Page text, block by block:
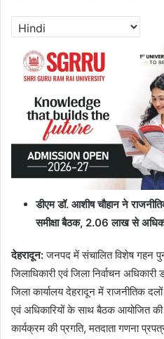
डीएम डॉ. आशीष चौहान ने
समीक्षा बैठक, 2.06 लाख से
देहरादून:जनपद में संचालित विशेष गहन
जिलाधिकारी एवं जिला निर्वाचन
जिला कार्यालय देहरादून में राजनीतिक दलों
एवं अधिकारियों के साथ बैठक आयोजित
कार्यक्रम की प्रगति, मतदाता गणना